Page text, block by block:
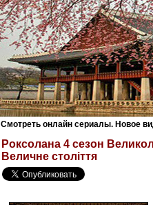
Смотреть онлайн сериалы. Новое
Роксолана 4 сезон
Величне століття